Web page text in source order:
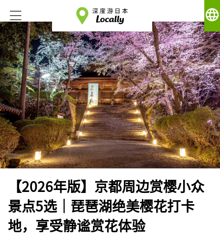
language
【2026年版】京都周边赏樱小众
景点5选｜琵琶湖绝美樱花打卡
地，享受静谧赏花体验